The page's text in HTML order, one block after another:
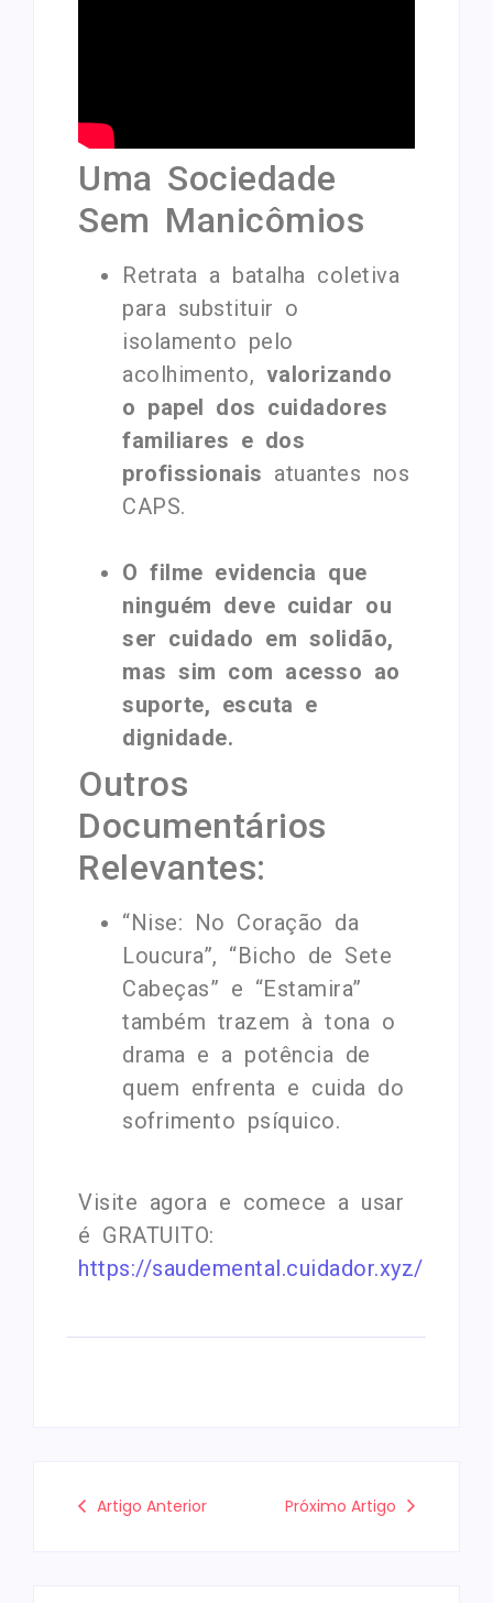
Uma Sociedade
Sem Manicômios
Retrata a batalha coletiva
para substituir o
isolamento pelo
acolhimento, valorizando
o papel dos cuidadores
familiares e dos
profissionais atuantes nos
CAPS.
O filme evidencia que
ninguém deve cuidar ou
ser cuidado em solidão,
mas sim com acesso ao
suporte, escuta e
dignidade.
Outros
Documentários
Relevantes:
“Nise: No Coração da
Loucura”, “Bicho de Sete
Cabeças” e “Estamira”
também trazem à tona o
drama e a potência de
quem enfrenta e cuida do
sofrimento psíquico.
Visite agora e comece a usar
é GRATUITO:
https://saudemental.cuidador.xyz/
Artigo Anterior Próximo Artigo